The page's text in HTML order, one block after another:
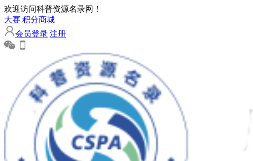
欢迎访问科普资源名录网！
大赛 积分商城
会员登录 注册